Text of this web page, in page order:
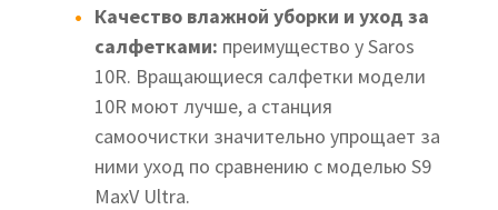
Качество влажной уборки и уход за
салфетками: преимущество у Saros
10R. Вращающиеся салфетки модели
10R моют лучше, а станция
самоочистки значительно упрощает за
ними уход по сравнению с моделью S9
MaxV Ultra.